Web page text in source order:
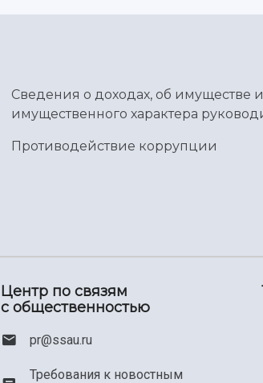
Сведения о доходах, об имуществе и
имущественного характера
Противодействие коррупции
Центр по связям
с общественностью
pr@ssau.ru
Требования к новостным